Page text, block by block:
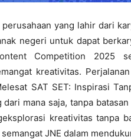
yang lahir dari
negeri untuk dapat
Competition 2025
kreativitas.
SAT SET: Inspirasi
mana saja, tanpa
kreativitas tanpa
JNE dalam